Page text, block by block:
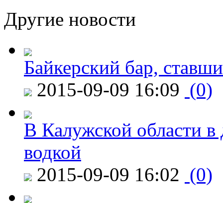
Другие новости
Байкерский бар,
2015-09-09 16:09 (0)
В Калужской области в
водкой
2015-09-09 16:02 (0)